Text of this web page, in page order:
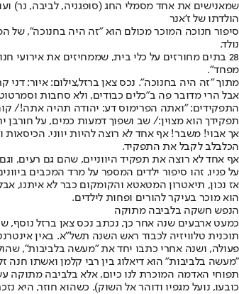
שמאנישים את אחד מסמלי החג (סופגניה, לביבה, נר)
הולדתו של ז'אנר
נולד.
28 בתים מחורזים על כלי בית, שממחיזים את
מפחד".
מתוך "זה היה בחנוכה". נכס צאן ברזל,צילום: איור: דני
אבל הרי מדובר פה ב"כלים כבודים, ולא סחבות
התפקידים: "ואתה הפרימוס דע: יהודה תהיה אתה!/
תפקידך הוא מצוין:/ שב ושפוך דמעות כמים, על חורבן
אך אבוי! משבר! אף אחד לא רוצה להיות יווני. הכיסאות
הכלבלב לקבל את התפקיד.
אף אחד לא רוצה את תפקיד היווניים, שהם גם רעים,
על פניו, זהו סיפור ילדים המספר על מרד המכבים
אז נכון, תיאטרון המטאטא והקומקום כבר לא איתנו,
הוא מוכר בעיקר להורים ופחות לילדים.
הנפש חשקה בלביבה מתוקה
תוכנית טלוויזיה לכבוד ראש השנה תשל"א. באין
פעולה, ושנה אחרי כתבו יחד את "מעשה בלביבות",
"מעשה בלביבות" הוא דיאלוג בין רבי קלמן ואשתו
תפוחי האדמה המוכרת לנו כיום, אלא בלביבה מתוקה
כובעו, נועל מגפיו ודוהר אל השוק). כשהוא חוזר,